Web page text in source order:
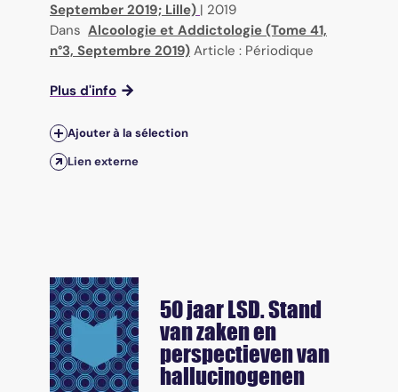
September 2019; Lille) | 2019
Dans Alcoologie et Addictologie (Tome 41,
n°3, Septembre 2019) Article : Périodique
Plus d'info
Ajouter à la sélection
Lien externe
50 jaar LSD. Stand
van zaken en
perspectieven van
hallucinogenen